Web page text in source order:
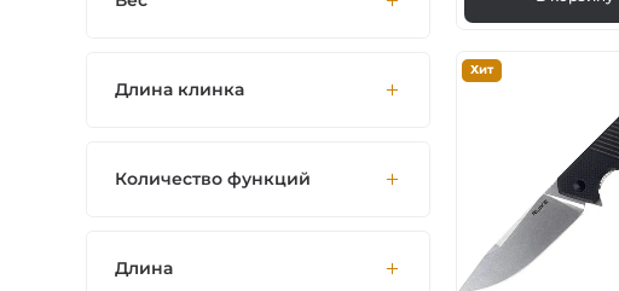
Туристические
Рыболовные
Хит
Длина клинка
Количество функций
Длина